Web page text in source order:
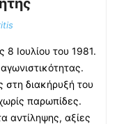
Ιουλίου του 1981.
στη διακήρυξή του
παρωπίδες.
αντίληψης, αξίες